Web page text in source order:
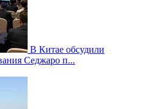
В Китае обсудили
Седжаро п...